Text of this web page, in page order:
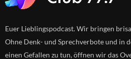
Euer Lieblingspodcast. Wir bringen
Ohne Denk- und Sprechverbote und in
einen Gefallen zu tun, öffnen wir das